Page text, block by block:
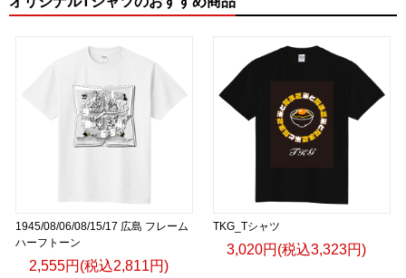
1945/08/06/08/15/17 広島 フレーム
ハーフトーン
2,555円(税込2,811円)
TKG_Tシャツ
3,020円(税込3,323円)